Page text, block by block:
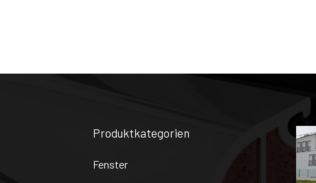
Produktkategorien
Fenster